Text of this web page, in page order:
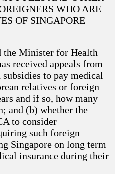
WHO ARE
OF SINGAPORE
the Minister for Health
received appeals from
to pay medical
relatives or foreign
and if so, how many
and (b) whether the
to consider
such foreign
Singapore on long term
insurance during their